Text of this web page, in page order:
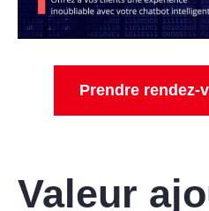
Prendre rendez-
Valeur